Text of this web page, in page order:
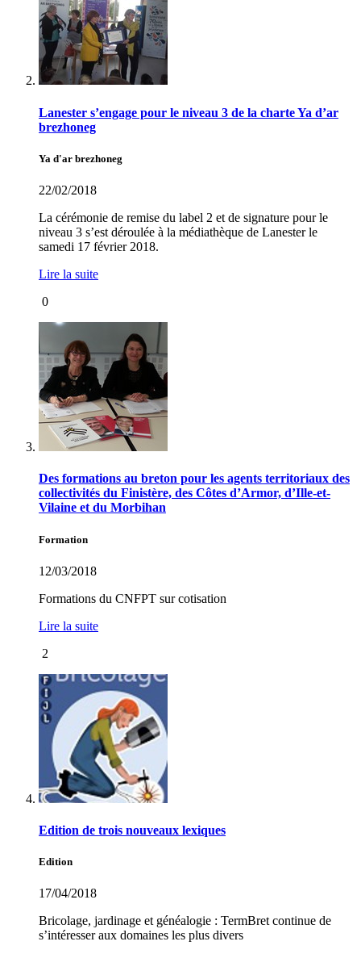
Lanester s’engage pour le niveau 3 de la charte Ya d’ar
brezhoneg
Ya d'ar brezhoneg
22/02/2018
La cérémonie de remise du label 2 et de signature pour le
niveau 3 s’est déroulée à la médiathèque de Lanester le
samedi 17 février 2018.
Lire la suite
0
Des formations au breton pour les agents territoriaux des
collectivités du Finistère, des Côtes d’Armor, d’Ille-et-
Vilaine et du Morbihan
Formation
12/03/2018
Formations du CNFPT sur cotisation
Lire la suite
2
Edition de trois nouveaux lexiques
Edition
17/04/2018
Bricolage, jardinage et généalogie : TermBret continue de
s’intéresser aux domaines les plus divers